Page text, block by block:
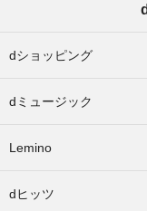
dショッピング
dミュージック
Lemino
dヒッツ